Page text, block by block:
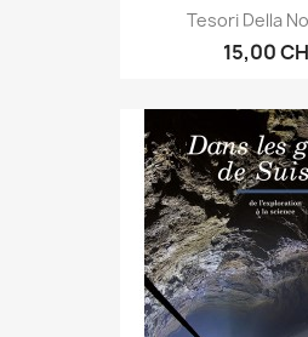
Tesori Della
15,00